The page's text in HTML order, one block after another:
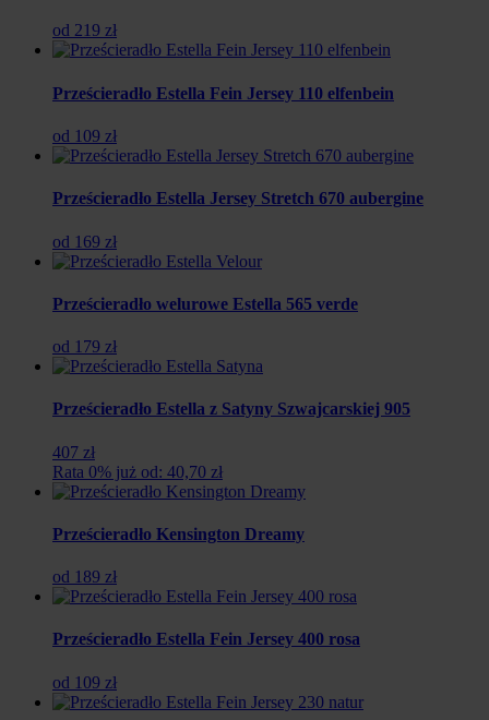
od 219 zł
Prześcieradło Estella Fein Jersey 110 elfenbein
od 109 zł
Prześcieradło Estella Jersey Stretch 670 aubergine
od 169 zł
Prześcieradło welurowe Estella 565 verde
od 179 zł
Prześcieradło Estella z Satyny Szwajcarskiej 905
407 zł
Rata 0% już od: 40,70 zł
Prześcieradło Kensington Dreamy
od 189 zł
Prześcieradło Estella Fein Jersey 400 rosa
od 109 zł